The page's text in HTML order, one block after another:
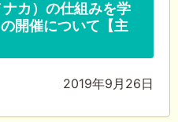
カ）の仕組みを学
開催について【主
2019年9月26日